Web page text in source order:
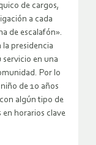
de cargos,
a cada
de escalafón».
la presidencia
en una
Por lo
de 10 años
algún tipo de
en horarios clave